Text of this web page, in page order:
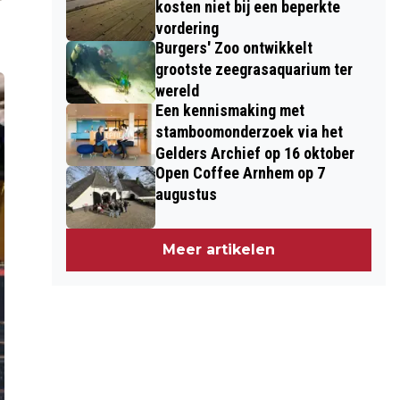
kosten niet bij een beperkte
vordering
Burgers' Zoo ontwikkelt
grootste zeegrasaquarium ter
wereld
Een kennismaking met
stamboomonderzoek via het
Gelders Archief op 16 oktober
Open Coffee Arnhem op 7
augustus
Meer artikelen